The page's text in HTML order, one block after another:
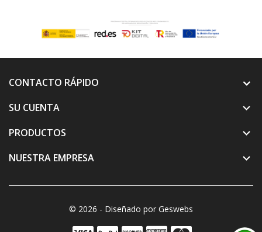
CONTACTO RÁPIDO
SU CUENTA

PRODUCTOS 
NUESTRA EMPRESA 
© 2026 - Diseñado por Geswebs